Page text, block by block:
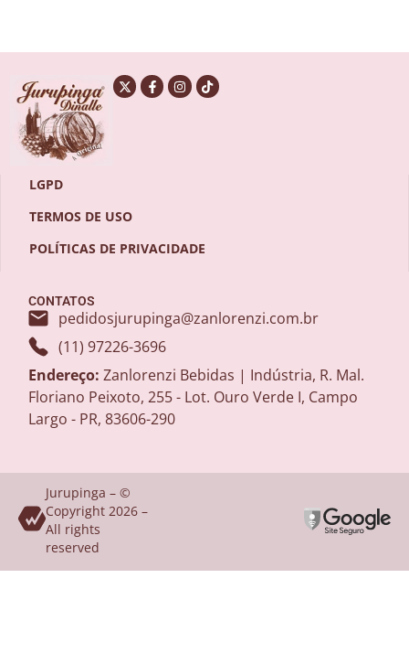
LGPD
TERMOS DE USO
POLÍTICAS DE PRIVACIDADE
CONTATOS
pedidosjurupinga@zanlorenzi.com.br
(11) 97226-3696
Endereço: Zanlorenzi Bebidas | Indústria, R. Mal.
Floriano Peixoto, 255 - Lot. Ouro Verde I, Campo
Largo - PR, 83606-290
Jurupinga – ©
Copyright 2026 –
All rights
reserved